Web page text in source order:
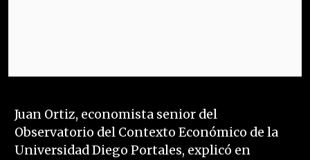
Juan Ortiz, economista senior del
Observatorio del Contexto Económico de la
Universidad Diego Portales, explicó en